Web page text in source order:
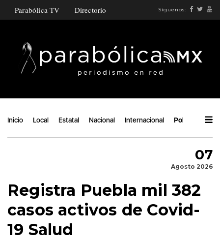
Parabólica TV Directorio Síguenos:
Inicio Local Estatal Nacional Internacional Política
07
Agosto 2026
Registra Puebla mil 382
casos activos de Covid-
19 Salud